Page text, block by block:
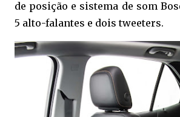
de posição e sistema de som
5 alto-falantes e dois tweeters.